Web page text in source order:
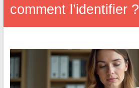
comment l’identifier ?